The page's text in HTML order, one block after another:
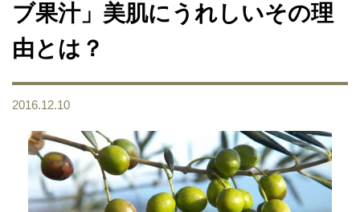
ブ果汁」美肌にうれしいその理
由とは？
2016.12.10